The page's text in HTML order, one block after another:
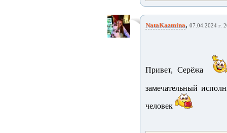
NataKazmina, 07.04.2024 г.
Привет, Серёжа
замечательный
человек